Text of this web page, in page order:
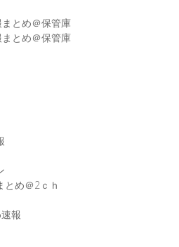
とめ＠保管庫
とめ＠保管庫
め＠2ｃｈ
報